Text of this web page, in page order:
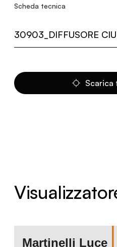
Scheda tecnica
30903_DIFFUSORE